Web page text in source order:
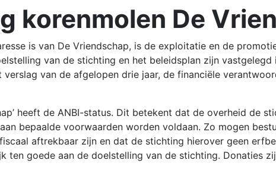
korenmolen De
is van De Vriendschap, is de exploitatie en de
van de stichting en het beleidsplan zijn vastgelegd
van de afgelopen drie jaar, de financiële
heeft de ANBI-status. Dit betekent dat de overheid de
bepaalde voorwaarden worden voldaan. Zo mogen
aftrekbaar zijn en dat de stichting hierover geen
ten goede aan de doelstelling van de stichting. Donaties